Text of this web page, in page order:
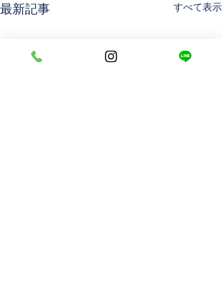
最新記事 すべて表示